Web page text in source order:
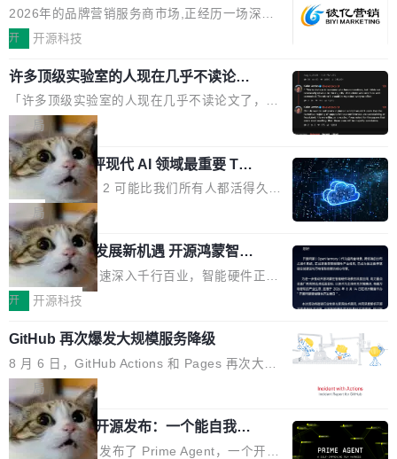
东西：一个带网页上下文的聊天框。 它们能读取
页面的文本，然后把文本丢给大模型，再返回一
段回答。仅此而已。 这当然有用，但总觉得差点
意思。比如我在一个后台管理系统里，需要填50
个表单字段，每个字段还有联动逻辑；比如我
想...
造，整机长度仅16厘米，提供1600W额定功率
与80PLUS钛金能效；支持ATX 3.1与PCIe 5.1
规范，结合服务器级元件、完善供电线材与内置
实时LCD监控屏，可充分满足当下高阶PC主机
的严苛使用需求。 澎湃功率，紧凑机身 钛金雕1
600PG5 AI TOP具备强悍输出功率，同时实现
机身尺寸大幅精简。整机长度仅16厘米，属于同
功率段机身尺寸十分紧凑的1600W电源产品。小
巧机身有效提升市面主流标准A...
从流量思维到品牌资产思维的范式转移
2026年的品牌营销服务商市场,正经历一场深刻
的价值重构。全球全案品牌代理机构市场从2025
复合增长率达5.44%,预计2032年将突破120亿美
元。数字广告与公共关系相关服务市场更是从20
25年的8463亿美元扩张至2026年的8763亿美
元。数字的背后是一个清晰的事实——品牌对专
业化营销服务的需求从未如此迫切。 但市场扩容
的同时,服务商的竞争逻辑正在改变。2026年Top
Agency年度合辑的观察指出,“产品”这个离消费
者最近的载体,在整个品牌营销层面的权重显著变
高了。全域营销服务商的竞争正在从规模转向深
度,案例厚度、全域覆盖、多线协同...
开 开源科技
许多顶级实验室的人现在几乎不读论文
了
「许多顶级实验室的人现在几乎不读论文了，而
且他们认为 ICLR/ICML/NeurIPS 充斥着大量过
度宣传和欺诈。」 OpenAI 研究员 Keller Jorda
n 这条推文引发了广泛讨论。他不是在说风凉
话，他是说出了一个圈内人尽皆知但很少公开捅
破的事实。 Jordan 随后补充了一句软化声明：
「我不认为这些会议上大部分论文都在过度宣传
或造假。问题是，作为读者，如果你筛选出那些
看起来最令人兴奋的论文，那它们大部分都是过
度宣传的。」 这才是真正的痛点。不是所有论文
都有问题，是最吸引眼球的那批论文最有问题。
他引用的帖子来自 Mathew Shen，一位 ICLR 2
026 的读者：「看了篇 ...
局
xAI 前工程师评现代 AI 领域最重要 Top
3 开源项目
Flash Attention 2 可能比我们所有人都活得久。
这句话不是来自某个技术博客，而是出自 Hieu
Pham 的一条推文。Hieu Pham 是谁？他是 xAI
的早期工程师之一，在 Grok 训练基础设施团队
工作过。近日他在 X 上发了一条帖子，列出了他
认为现代 AI 领域最重要的三个开源项目。 第一
理由很具体。FA 系列不需要解释，但 FA2 是他
认为最重要的一个——复杂度恰到好处，刚好能
驱动你去学 CuTe，但还没被那些"邪恶的" Hopp
er++ 优化所淹没，足够容易修改和适配。 更关
键的是 FA2 的持久性...
局
共商智能硬件发展新机遇 开源鸿蒙智能
硬件开发者日杭州站即将举行
随着万物智联加速深入千行百业，智能硬件正从
单点设备迈向智能化、网联化、协同化发展。作
鸿蒙通过统一技术底座和分布式能力，为不同类
型智能设备的开发、连接与互联提供关键支撑，
也为产业链企业探索产品创新与商业增长打开新
的空间。 8月14日，开源鸿蒙智能硬件开发者日
（OHDD：OpenHarmony Hardware Develope
r Day）将在杭州启航。活动面向智能硬件产业
开 开源科技
GitHub 再次爆发大规模服务降级
8 月 6 日，GitHub Actions 和 Pages 再次大规
模服务降级，Actions 完全不可用超过 5 小时，
webhook 停发，连自托管 runner 也因调度层故
障无法工作。Pages、Copilot code review、C
opilot coding agent 全部受影响。从检测到完全
局
Prime Agent 开源发布：一个能自我改
进的编程 Agent，ARC-AGI 3 超越人类
Prime Intellect 发布了 Prime Agent，一个开源